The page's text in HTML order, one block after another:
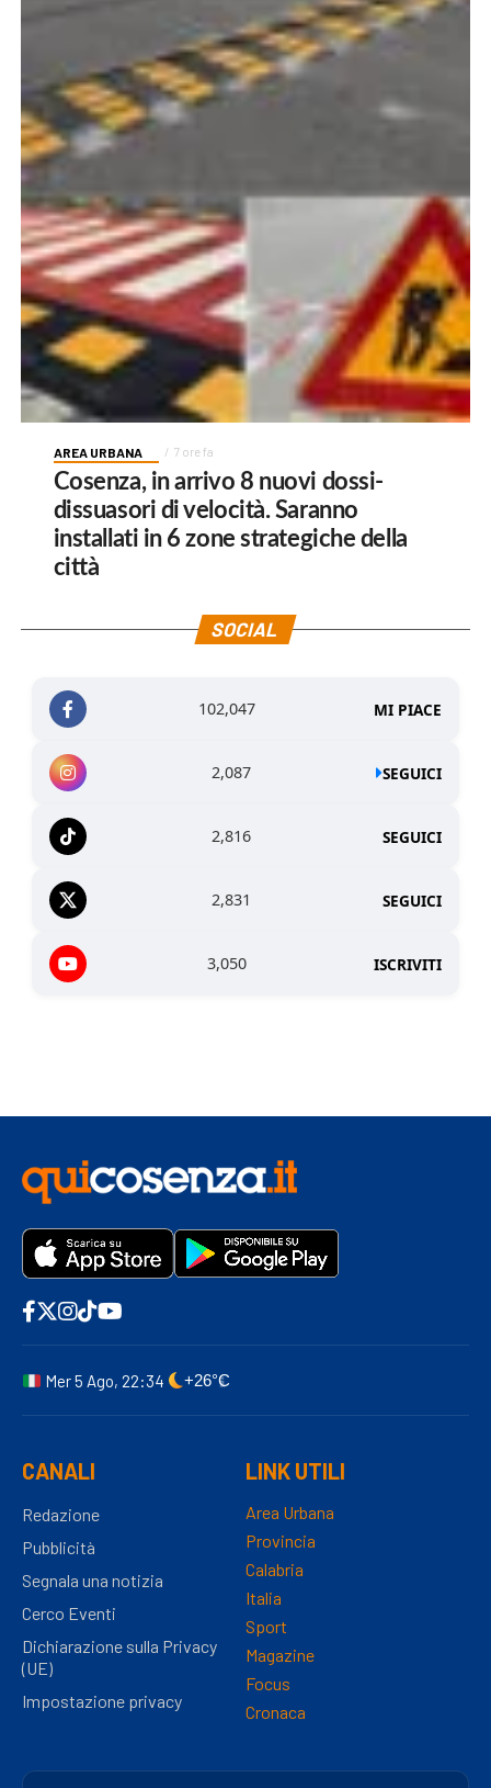
AREA URBANA 7 ore fa
Cosenza, in arrivo 8 nuovi dossi-
dissuasori di velocità. Saranno
installati in 6 zone strategiche della
città
SOCIAL
102,047 MI PIACE
2,087 SEGUICI
2,816 SEGUICI
2,831 SEGUICI
3,050 ISCRIVITI
Mer 5 Ago, 22:34 +26°C
CANALI
Redazione
Pubblicità
Segnala una notizia
Cerco Eventi
Dichiarazione sulla Privacy
(UE)
Impostazione privacy
LINK UTILI
Area Urbana
Provincia
Calabria
Italia
Sport
Magazine
Focus
Cronaca